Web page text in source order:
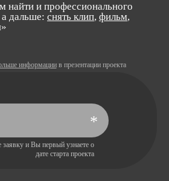
найти и профессионального
а дальше: снять клип, фильм,
информациив презентации проекта
*
заявку и Вы первый узнаете о
дате старта проекта